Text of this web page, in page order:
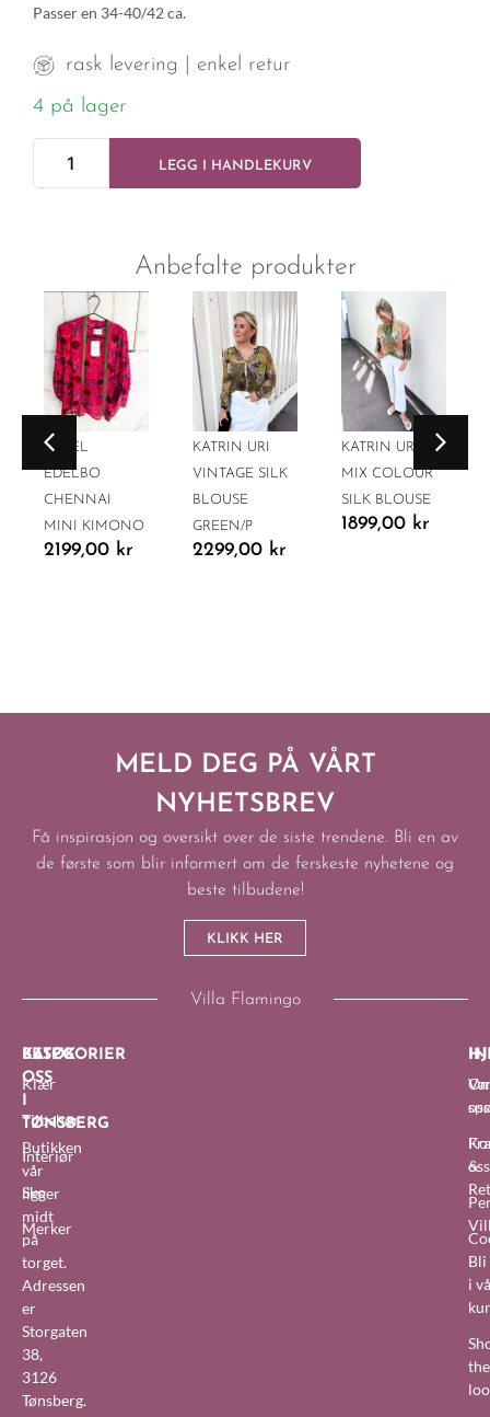
Passer en 34-40/42 ca.
rask levering | enkel retur
4 på lager
LEGG I HANDLEKURV
Anbefalte produkter
SISSEL
EDELBO
CHENNAI
MINI KIMONO
2199,00 kr
KATRIN URI
VINTAGE SILK
BLOUSE
GREEN/P
2299,00 kr
KATRIN URI
MIX COLOUR
SILK BLOUSE
1899,00 kr
MELD DEG PÅ VÅRT
NYHETSBREV
Få inspirasjon og oversikt over de siste trendene. Bli en av
de første som blir informert om de ferskeste nyhetene og
beste tilbudene!
KLIKK HER
Villa Flamingo
BESØK
OSS
TØNSBERG
Butikken
vår
ligger
midt
på
torget.
Adressen
er
Storgaten
38,
3126
Tønsberg.
KATEGORIER
Klær
Tilbehør
Interiør
Sko
Merker
oss
&
Bli
i
the
oss